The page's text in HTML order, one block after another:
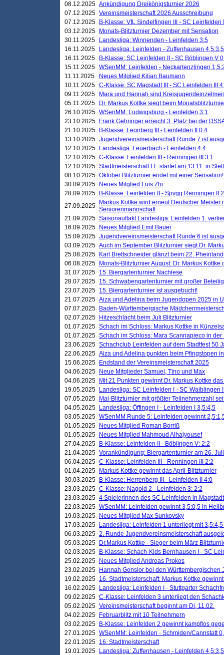
08.12.2025 Ankündigung Dreikönigsturnier 2026
07.12.2025 Vereinsmeisterschaft 2026 Ausschreibung
07.12.2025
B-Klasse: VfL Sindelfingen III - SC Leinfelden
03.12.2025
Monats-Blitzturnier Dezember mit Sensation
30.11.2025
Landesliga: Winnenden - Leinfelden 3:5
16.11.2025
Landesliga: Leinfelden - Zuffenhausen 4,5:3,5
16.11.2025
B-Klasse: SC Leinfelden II - SC Böblingen V
15.11.2025 WSenMM: Leinfelden - Neckartenzlingen
11.11.2025
Neues Mitglied Kilian Baumann
10.11.2025 C-Klasse: SC Magstadt III - SC Leinfelden III
09.11.2025
Mara und Hannah sind
05.11.2025
Dr. Markus Kottke siegt beim
26.10.2025 WSenMM: Ludwigsburg - Leinfelden 3:1
23.10.2025
Frank Gehringer erreicht 3. Platz bei der
21.10.2025
B-Klasse: Leonberg III - Leinfelden II 0:4
13.10.2025 Jugendvereinsmeisterschaft Runde 7 ist
12.10.2025
Landesliga: Feuerbach - Leinfelden 4:4
12.10.2025 C-Klasse: Leinfelden III - Renningen III 3:1
12.10.2025 Stadtmeisterschaft LE startet am 13.11. in
08.10.2025 Oktober Blitzturnier endet mit einer
30.09.2025
Neues Mitglied Luis Zhi
28.09.2025
B-Klasse: Leinfelden II - Spvgg Renningen II
27.09.2025
Markus Kottke wird erneut Deutscher Meister
Seniorenmannschaft
21.09.2025 Saisonauftakt Landesliga: Leinfelden 1.
16.09.2025
Neues Mitglied Emil Bauer
15.09.2025 Jugendvereinsmeisterschaft Runde 6 ist
03.09.2025 Auch im September Blitzturnier siegt Dr.
25.08.2025
Karl Brettschneider glänzt beim 22.
06.08.2025
Monats-Blitzturnier August: Dr. Markus Kottke
31.07.2025 15. Biergartenturnier Nachlese
28.07.2025 15. Schwabengartenturnier mit großer
23.07.2025 15. Biergartenturnier ist ausgebucht!
21.07.2025 Aiza und Adelina beim Jugendopen 2025 in
07.07.2025
Baden-Württembergische
02.07.2025
Hitzeschlacht beim Juli Blitzturnier
01.07.2025 Schach im Schloss: Markus Kottke in
01.07.2025 Schach im Schloss: Mara Scannapieco in der
23.06.2025 Schachclub Leinfelden auf dem Stadtfest 50
22.06.2025 Aiza und Adelina punkten beim Pfingstopen
15.06.2025
Endstand der Vereinsmeisterschaft 2025
04.06.2025
Neue Mitglieder Samuel, Tino und Max
04.06.2025
Mit 21 Punkten gewinnt Dr. Markus Kottke
19.05.2025
Landesliga: SC Leinfelden I - SC Waiblingen
07.05.2025
Mai-Blitzturnier mit größter Teilnehmerzahl
04.05.2025
Landesliga: Öffingen I - Leinfelden I 3,5:4,5
03.05.2025 WSenMM Runde 5: Leinfelden gewinnt
01.05.2025
Neues Mitglied Roman Borriß
01.05.2025
Neues Mitglied Mahmoud Alhajyousef
27.04.2025
B-Klasse: Leinfelden II - Böblingen V: 2:2
21.04.2025 Vorankündigung: Biergartenturnier am 26. Juli
06.04.2025 C-Klasse: Leinfelden III - Renningen III 2:2
01.04.2025
Markus Kottke gewinnt das April-Blitzturnier
30.03.2025
B-Klasse: Herrenberg III - Leinfelden II 4:0
23.03.2025 C-Klasse: Nagold 2 - Leinfelden 3: 2:2
23.03.2025 4 Spielerinnen des SC Leinfelden in Magstadt
22.03.2025 WSenMM: Leinfelden gewinnt 3,5:0,5 in
19.03.2025
Neues Mitglied Max Sunkovsky
17.03.2025
Landesliga: Leinfelden 1 unterliegt mit
06.03.2025 2. Runde Jugendvereinsmeisterschaft
05.03.2025
Dr.Markus Kottke - Sieger beim März
02.03.2025
B-Klasse: Schach-Kids Bernhausen I - SC
25.02.2025
Neues Mitglied Andreas Prokos
23.02.2025
Hannah Gonsior bei den Württembergischen
19.02.2025 16. Stadtmeisterschaft: Markus Kottke
16.02.2025
Landesliga: Leinfelden I - Stuttgarter
09.02.2025 C-Klasse: Leinfelden 3 unterliegt den
05.02.2025 Vereinsmeisterschaft beginnt am Di, 11.02.
04.02.2025
Februarblitz mit 10 Teilnehmern
03.02.2025
B-Klasse: Leinfelden 2 gewinnt kampflos
27.01.2025 WSenMM: Leinfelden - Schmiden/Cannstatt
22.01.2025 16. Stadtmeisterschaft
19.01.2025
Landesliga: Zuffenhausen - Leinfelden 4,5:3,5